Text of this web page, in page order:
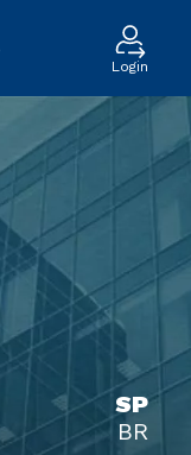
Login
SP
BR